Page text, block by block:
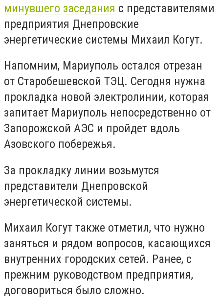
минувшего заседания с представителями
предприятия Днепровские
энергетические системы Михаил Когут.
Напомним, Мариуполь остался отрезан
от Старобешевской ТЭЦ. Сегодня нужна
прокладка новой электролинии, которая
запитает Мариуполь непосредственно от
Запорожской АЭС и пройдет вдоль
Азовского побережья.
За прокладку линии возьмутся
представители Днепровской
энергетической системы.
Михаил Когут также отметил, что нужно
заняться и рядом вопросов, касающихся
внутренних городских сетей. Ранее, с
прежним руководством предприятия,
договориться было сложно.